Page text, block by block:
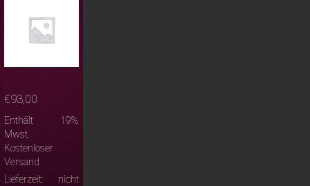
€93,00
Enthält 19%
Mwst.
Kostenloser
Versand
Lieferzeit: nicht